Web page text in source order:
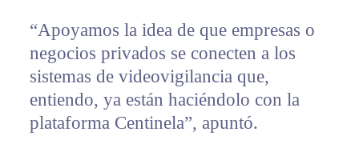
“Apoyamos la idea de que empresas o
negocios privados se conecten a los
sistemas de videovigilancia que,
entiendo, ya están haciéndolo con la
plataforma Centinela”, apuntó.